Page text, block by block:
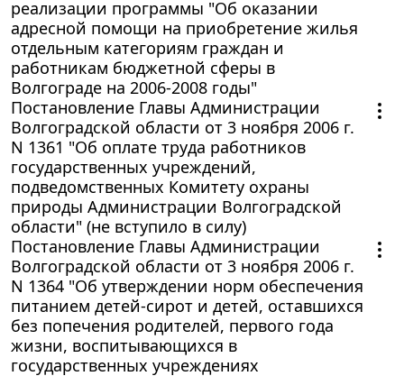
реализации программы "Об оказании
адресной помощи на приобретение жилья
отдельным категориям граждан и
работникам бюджетной сферы в
Волгограде на 2006-2008 годы"
Постановление Главы Администрации
Волгоградской области от 3 ноября 2006 г.
N 1361 "Об оплате труда работников
государственных учреждений,
подведомственных Комитету охраны
природы Администрации Волгоградской
области" (не вступило в силу)
Постановление Главы Администрации
Волгоградской области от 3 ноября 2006 г.
N 1364 "Об утверждении норм обеспечения
питанием детей-сирот и детей, оставшихся
без попечения родителей, первого года
жизни, воспитывающихся в
государственных учреждениях